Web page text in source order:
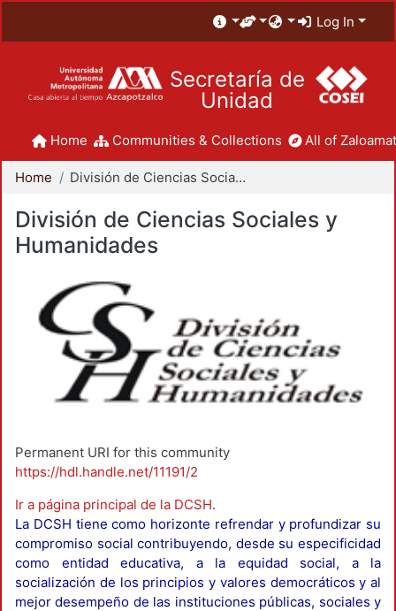
Log In
Secretaría de
Unidad
Home Communities & Collections All of
Home División de Ciencias Sociales y Humanidades
División de Ciencias Sociales y
Humanidades
Permanent URI for this community
https://hdl.handle.net/11191/2
Ir a página principal de la DCSH.
La DCSH tiene como horizonte refrendar y profundizar su
compromiso social contribuyendo, desde su especificidad
como entidad educativa, a la equidad social, a la
socialización de los principios y valores democráticos y al
mejor desempeño de las instituciones públicas, sociales y